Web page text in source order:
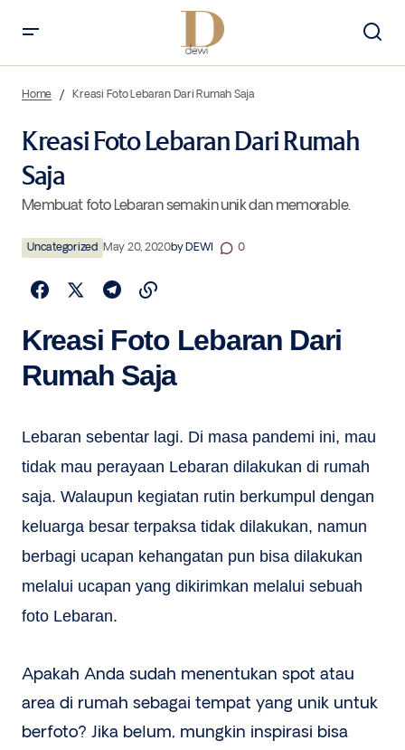
Home Kreasi Foto Lebaran Dari Rumah Saja
Kreasi Foto Lebaran Dari Rumah
Saja
Membuat foto Lebaran semakin unik dan memorable.
Uncategorized May 20, 2020byDEWI 0
Kreasi Foto Lebaran Dari
Rumah Saja
Lebaran sebentar lagi. Di masa pandemi ini, mau
tidak mau perayaan Lebaran dilakukan di rumah
saja. Walaupun kegiatan rutin berkumpul dengan
keluarga besar terpaksa tidak dilakukan, namun
berbagi ucapan kehangatan pun bisa dilakukan
melalui ucapan yang dikirimkan melalui sebuah
foto Lebaran.
Apakah Anda sudah menentukan spot atau
area di rumah sebagai tempat yang unik untuk
berfoto? Jika belum, mungkin inspirasi bisa